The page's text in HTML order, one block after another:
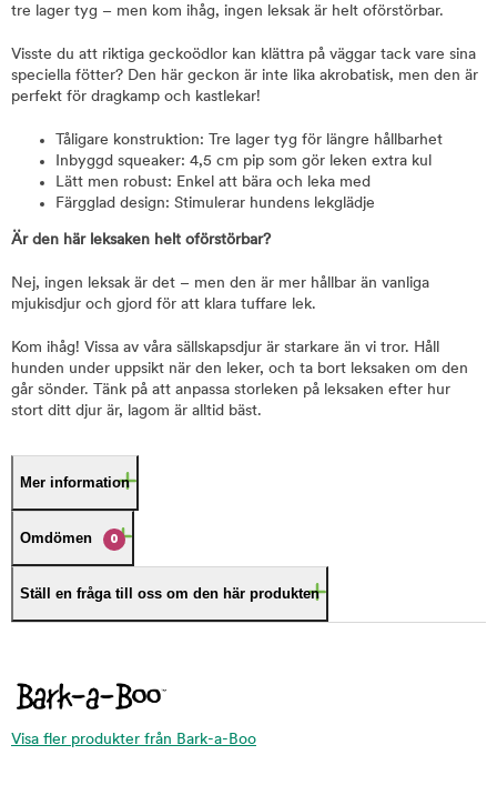
tre lager tyg – men kom ihåg, ingen leksak är helt oförstörbar.
Visste du att riktiga geckoödlor kan klättra på väggar tack vare sina
speciella fötter? Den här geckon är inte lika akrobatisk, men den är
perfekt för dragkamp och kastlekar!
Tåligare konstruktion: Tre lager tyg för längre hållbarhet
Inbyggd squeaker: 4,5 cm pip som gör leken extra kul
Lätt men robust: Enkel att bära och leka med
Färgglad design: Stimulerar hundens lekglädje
Är den här leksaken helt oförstörbar?
Nej, ingen leksak är det – men den är mer hållbar än vanliga
mjukisdjur och gjord för att klara tuffare lek.
Kom ihåg! Vissa av våra sällskapsdjur är starkare än vi tror. Håll
hunden under uppsikt när den leker, och ta bort leksaken om den
går sönder. Tänk på att anpassa storleken på leksaken efter hur
stort ditt djur är, lagom är alltid bäst.
Mer information
Omdömen 0
Ställ en fråga till oss om den här produkten
Visa fler produkter från Bark-a-Boo